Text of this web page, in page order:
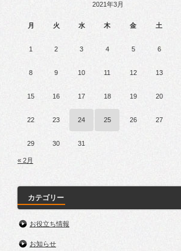
2021年3月
月 火 水 木 金 土
1 2 3 4 5 6
8 9 10 11 12 13
15 16 17 18 19 20
22 23 24 25 26 27
29 30 31
« 2月
カテゴリー
お役立ち情報
お知らせ